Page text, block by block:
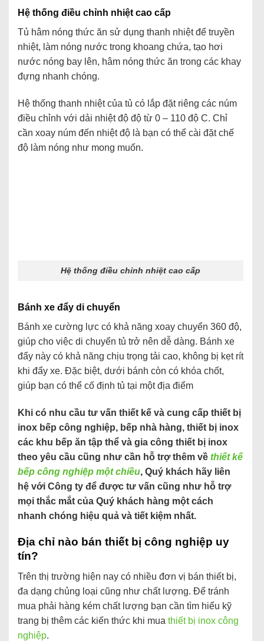
Hệ thống điều chỉnh nhiệt cao cấp
Tủ hâm nóng thức ăn sử dụng thanh nhiệt để truyền
nhiệt, làm nóng nước trong khoang chứa, tạo hơi
nước nóng bay lên, hâm nóng thức ăn trong các khay
đựng nhanh chóng.
Hệ thống thanh nhiệt của tủ có lắp đặt riêng các núm
điều chỉnh với dải nhiệt độ độ từ 0 – 110 độ C. Chỉ
cần xoay núm đến nhiệt độ là bạn có thể cài đặt chế
độ làm nóng như mong muốn.
Hệ thống điều chỉnh nhiệt cao cấp
Bánh xe đẩy di chuyển
Bánh xe cường lực có khả năng xoay chuyển 360 độ,
giúp cho việc di chuyển tủ trở nên dễ dàng. Bánh xe
đẩy này có khả năng chịu trọng tải cao, không bị kẹt rít
khi đẩy xe. Đặc biệt, dưới bánh còn có khóa chốt,
giúp bạn có thể cố định tủ tại một địa điểm
Khi có nhu cầu tư vấn thiết kế và cung cấp thiết bị
inox bếp công nghiệp, bếp nhà hàng, thiết bị inox
các khu bếp ăn tập thể và gia công thiết bị inox
theo yêu cầu cũng như cần hỗ trợ thêm về thiết kế
bếp công nghiệp một chiều, Quý khách hãy liên
hệ với Công ty để được tư vấn cũng như hỗ trợ
mọi thắc mắt của Quý khách hàng một cách
nhanh chóng hiệu quả và tiết kiệm nhất.
Địa chỉ nào bán thiết bị công nghiệp uy
tín?
Trên thị trường hiện nay có nhiều đơn vị bán thiết bị,
đa dạng chủng loại cũng như chất lượng. Để tránh
mua phải hàng kém chất lượng bạn cần tìm hiểu kỹ
trang bị thêm các kiến thức khi mua thiết bị inox công
nghiệp.